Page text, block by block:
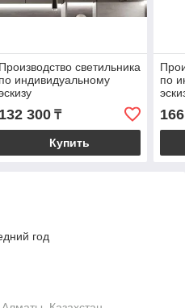
Производство светильника
по индивидуальному
132 300₸
Купить
по
год